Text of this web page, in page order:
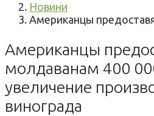
Новини
Американцы
Американцы
молдаванам 400
увеличение
винограда